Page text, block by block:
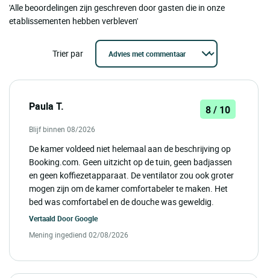
'Alle beoordelingen zijn geschreven door gasten die in onze
etablissementen hebben verbleven'
Trier par
Paula T. 8 / 10
Blijf binnen 08/2026
De kamer voldeed niet helemaal aan de beschrijving op
Booking.com. Geen uitzicht op de tuin, geen badjassen
en geen koffiezetapparaat. De ventilator zou ook groter
mogen zijn om de kamer comfortabeler te maken. Het
bed was comfortabel en de douche was geweldig.
Vertaald DoorGoogle
Mening ingediend 02/08/2026